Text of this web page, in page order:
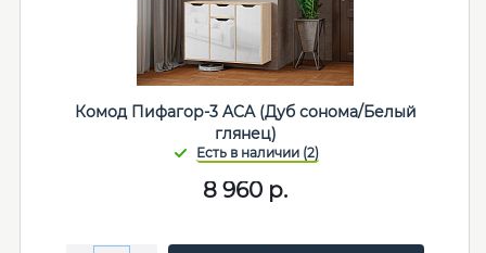
Комод Пифагор-3 ACA (Дуб сонома/Белый
глянец)
8 960 р.